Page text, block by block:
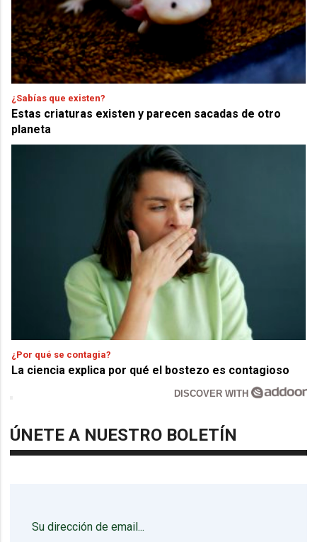
¿Sabías que existen?
Estas criaturas existen y parecen sacadas de otro
planeta
¿Por qué se contagia?
La ciencia explica por qué el bostezo es contagioso
DISCOVER WITH
ÚNETE A NUESTRO BOLETÍN